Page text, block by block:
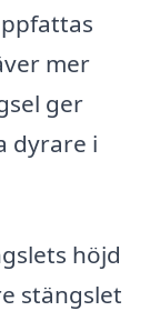
mer
ger
dyrare i
höjd
stängslet